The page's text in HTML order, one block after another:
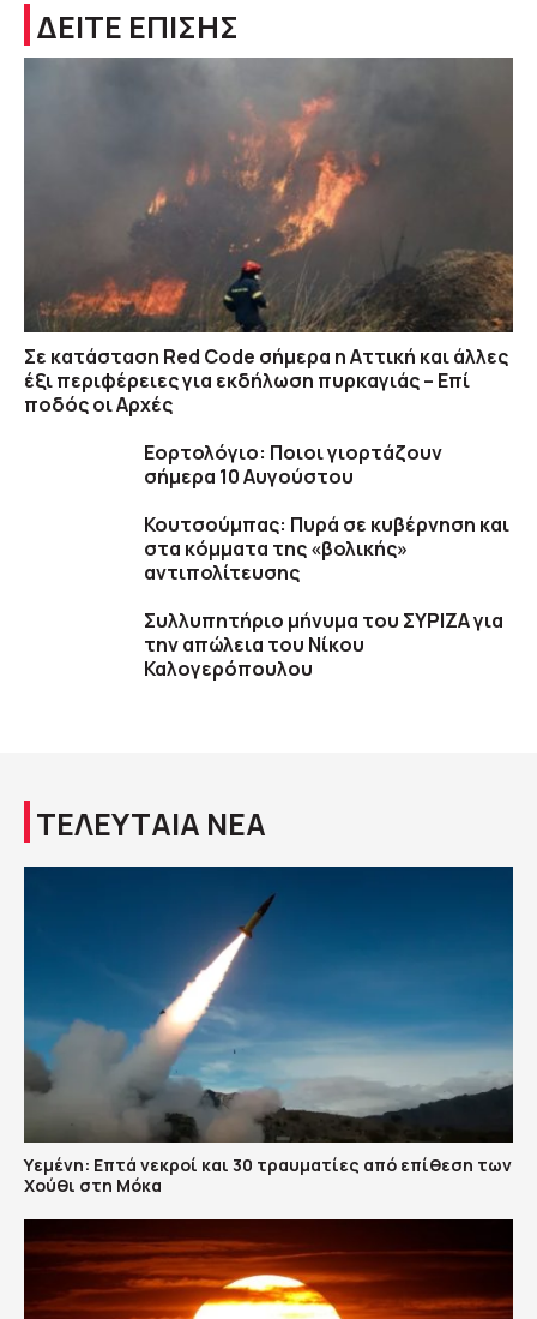
ΔΕΙΤΕ ΕΠΙΣΗΣ
Σε κατάσταση Red Code σήμερα η Αττική και άλλες
έξι περιφέρειες για εκδήλωση πυρκαγιάς – Επί
ποδός οι Αρχές
Εορτολόγιο: Ποιοι γιορτάζουν
σήμερα 10 Αυγούστου
Κουτσούμπας: Πυρά σε κυβέρνηση και
στα κόμματα της «βολικής»
αντιπολίτευσης
Συλλυπητήριο μήνυμα του ΣΥΡΙΖΑ για
την απώλεια του Νίκου
Καλογερόπουλου
ΤΕΛΕΥΤΑΙΑ ΝΕΑ
Υεμένη: Επτά νεκροί και 30 τραυματίες από επίθεση των
Χούθι στη Μόκα